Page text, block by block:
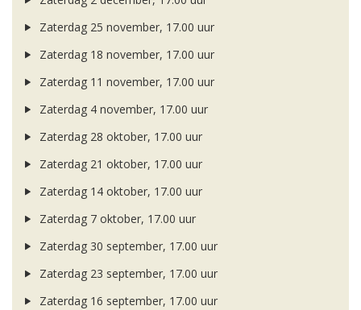
Zaterdag 25 november, 17.00 uur
Zaterdag 18 november, 17.00 uur
Zaterdag 11 november, 17.00 uur
Zaterdag 4 november, 17.00 uur
Zaterdag 28 oktober, 17.00 uur
Zaterdag 21 oktober, 17.00 uur
Zaterdag 14 oktober, 17.00 uur
Zaterdag 7 oktober, 17.00 uur
Zaterdag 30 september, 17.00 uur
Zaterdag 23 september, 17.00 uur
Zaterdag 16 september, 17.00 uur